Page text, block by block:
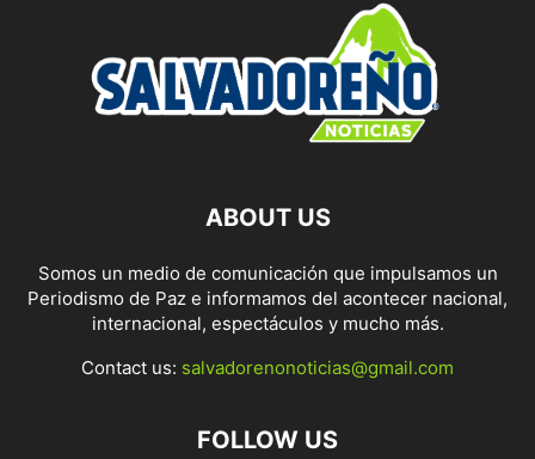
ABOUT US
Somos un medio de comunicación que impulsamos un
Periodismo de Paz e informamos del acontecer nacional,
internacional, espectáculos y mucho más.
Contact us: salvadorenonoticias@gmail.com
FOLLOW US